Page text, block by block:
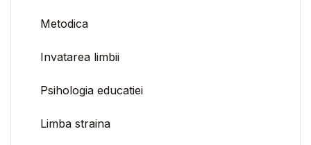
Metodica
Invatarea limbii
Psihologia educatiei
Limba straina